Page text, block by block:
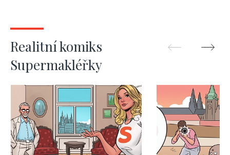
Realitní komiks
Supermakléřky